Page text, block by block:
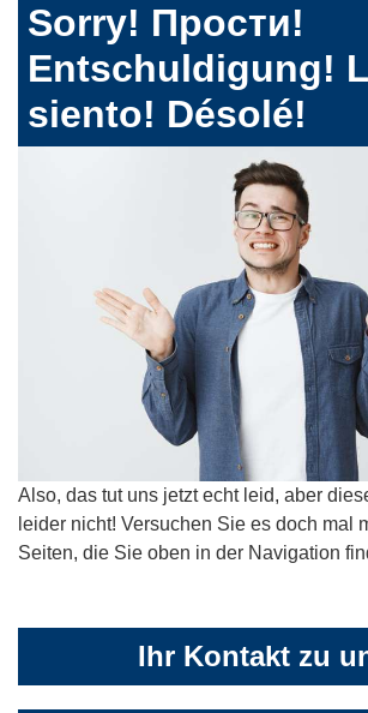
Sorry! Прости!
Entschuldigung!
siento! Désolé!
Also, das tut uns jetzt echt leid, aber
leider nicht! Versuchen Sie es doch mal
Seiten, die Sie oben in der Navigation
Ihr Kontakt zu